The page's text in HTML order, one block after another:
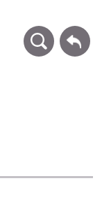
條件查詢 回上一頁